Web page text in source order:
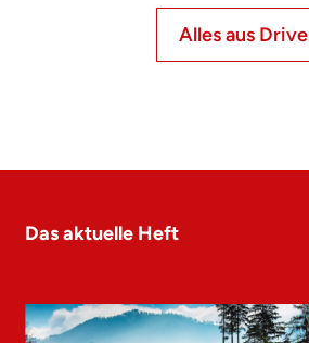
Alles aus Drive
Das aktuelle Heft